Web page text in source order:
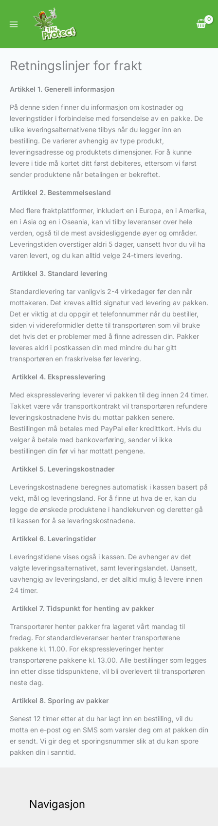
Retningslinjer for frakt
Artikkel 1. Generell informasjon
På denne siden finner du informasjon om kostnader og
leveringstider i forbindelse med forsendelse av en pakke. De
ulike leveringsalternativene tilbys når du legger inn en
bestilling. De varierer avhengig av type produkt,
leveringsadresse og produktets dimensjoner. For å kunne
levere i tide må kortet ditt først debiteres, ettersom vi først
sender produktene når betalingen er bekreftet.
Artikkel 2. Bestemmelsesland
Med flere fraktplattformer, inkludert en i Europa, en i Amerika,
en i Asia og en i Oseania, kan vi tilby leveranser over hele
verden, også til de mest avsidesliggende øyer og områder.
Leveringstiden overstiger aldri 5 dager, uansett hvor du vil ha
varen levert, og du kan alltid velge 24-timers levering.
Artikkel 3. Standard levering
Standardlevering tar vanligvis 2-4 virkedager før den når
mottakeren. Det kreves alltid signatur ved levering av pakken.
Det er viktig at du oppgir et telefonnummer når du bestiller,
siden vi videreformidler dette til transportøren som vil bruke
det hvis det er problemer med å finne adressen din. Pakker
leveres aldri i postkassen din med mindre du har gitt
transportøren en fraskrivelse før levering.
Artikkel 4. Ekspresslevering
Med ekspresslevering leverer vi pakken til deg innen 24 timer.
Takket være vår transportkontrakt vil transportøren refundere
leveringskostnadene hvis du mottar pakken senere.
Bestillingen må betales med PayPal eller kredittkort. Hvis du
velger å betale med bankoverføring, sender vi ikke
bestillingen din før vi har mottatt pengene.
Artikkel 5. Leveringskostnader
Leveringskostnadene beregnes automatisk i kassen basert på
vekt, mål og leveringsland. For å finne ut hva de er, kan du
legge de ønskede produktene i handlekurven og deretter gå
til kassen for å se leveringskostnadene.
Artikkel 6. Leveringstider
Leveringstidene vises også i kassen. De avhenger av det
valgte leveringsalternativet, samt leveringslandet. Uansett,
uavhengig av leveringsland, er det alltid mulig å levere innen
24 timer.
Artikkel 7. Tidspunkt for henting av pakker
Transportører henter pakker fra lageret vårt mandag til
fredag. For standardleveranser henter transportørene
pakkene kl. 11.00. For ekspressleveringer henter
transportørene pakkene kl. 13.00. Alle bestillinger som legges
inn etter disse tidspunktene, vil bli overlevert til transportøren
neste dag.
Artikkel 8. Sporing av pakker
Senest 12 timer etter at du har lagt inn en bestilling, vil du
motta en e-post og en SMS som varsler deg om at pakken din
er sendt. Vi gir deg et sporingsnummer slik at du kan spore
pakken din i sanntid.
Navigasjon